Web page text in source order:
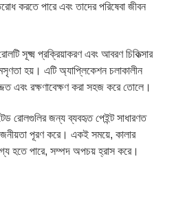
করতে পারে এবং তাদের পরিষেবা জীবন
সূক্ষ্ম প্রক্রিয়াকরণ এবং আবরণ চিকিত্সার
হয়। এটি অ্যাপ্লিকেশন চলাকালীন
এবং রক্ষণাবেক্ষণ করা সহজ করে তোলে।
রোলগুলির জন্য ব্যবহৃত পেইন্ট সাধারণত
পূরণ করে। একই সময়ে, কালার
হতে পারে, সম্পদ অপচয় হ্রাস করে।